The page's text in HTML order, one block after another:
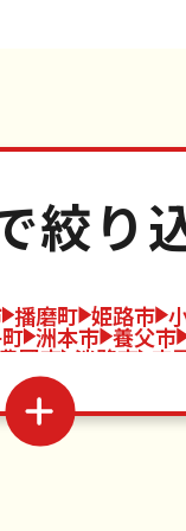
絞り
播磨町 姫路市
洲本市 養父市
豊岡市 淡路市 宍
市 猪名川町